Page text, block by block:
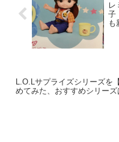
レ
子
も
L.O.Lサプライズシリーズを
めてみた、おすすめシリーズ